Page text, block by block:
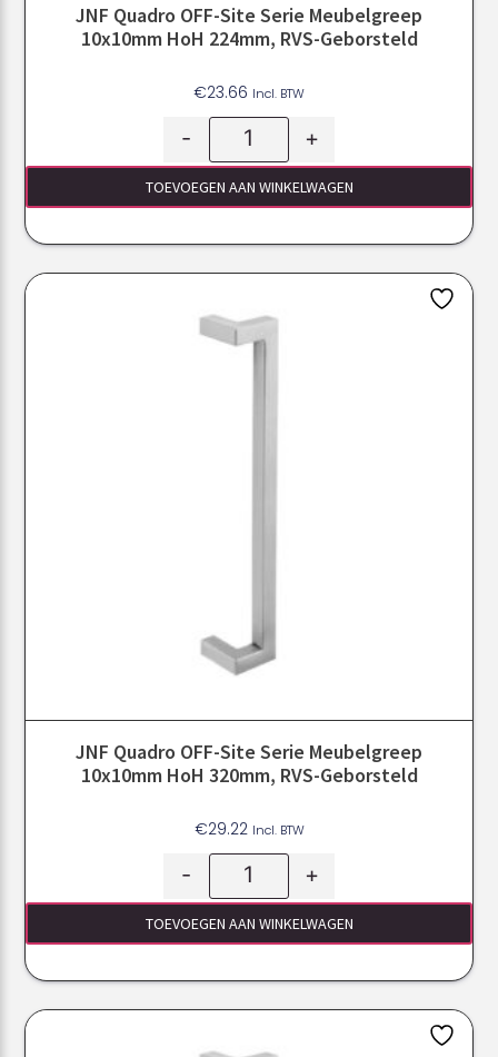
JNF Quadro OFF-Site Serie Meubelgreep
10x10mm HoH 224mm, RVS-Geborsteld
€23.66 Incl. BTW
- +
TOEVOEGEN AAN WINKELWAGEN
JNF Quadro OFF-Site Serie Meubelgreep
10x10mm HoH 320mm, RVS-Geborsteld
€29.22 Incl. BTW
- +
TOEVOEGEN AAN WINKELWAGEN